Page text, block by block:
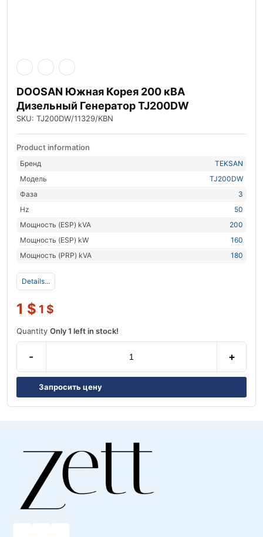
DOOSAN Южная Корея 200 кВА
Дизельный Генератор TJ200DW
SKU: TJ200DW/11329/KBN
Product information
Бренд
TEKSAN
Модель
TJ200DW
Фаза
3
Hz
50
Мощность (ESP) kVA
200
Мощность (ESP) kW
160
Мощность (PRP) kVA
180
Details...
1 $ 1 $
Quantity Only 1 left in stock!
- +
Запросить цену